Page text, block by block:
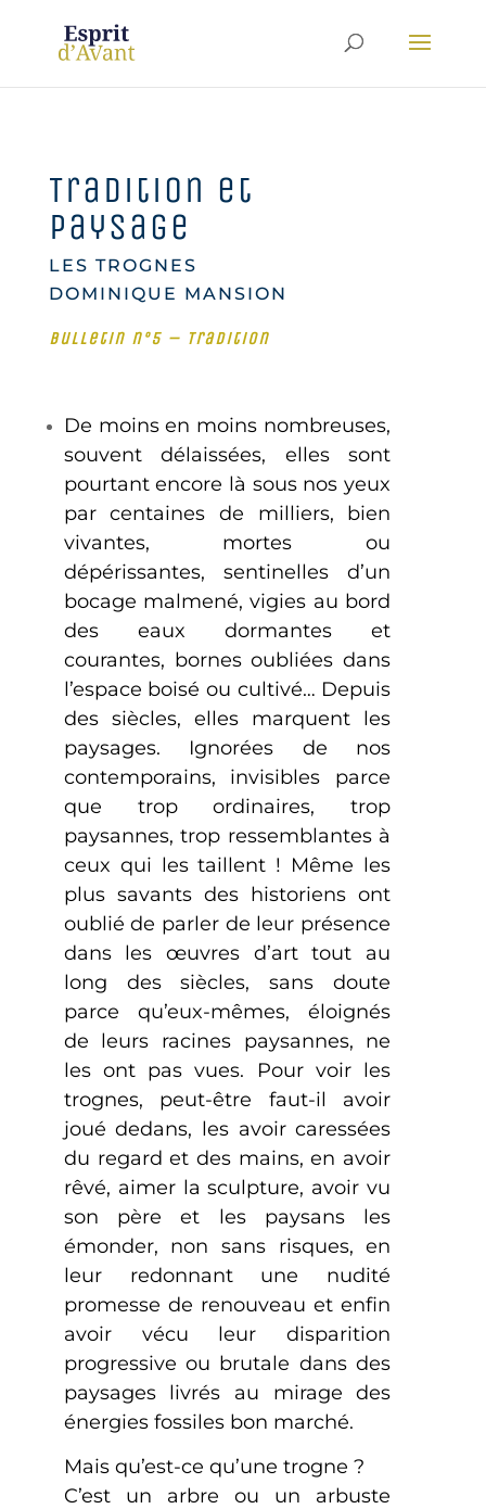
Tradition et
paysage
LES TROGNES
DOMINIQUE MANSION
Bulletin n°5 – Tradition
De moins en moins nombreuses,
souvent délaissées, elles sont
pourtant encore là sous nos yeux
par centaines de milliers, bien
vivantes, mortes ou
dépérissantes, sentinelles d’un
bocage malmené, vigies au bord
des eaux dormantes et
courantes, bornes oubliées dans
l’espace boisé ou cultivé… Depuis
des siècles, elles marquent les
paysages. Ignorées de nos
contemporains, invisibles parce
que trop ordinaires, trop
paysannes, trop ressemblantes à
ceux qui les taillent ! Même les
plus savants des historiens ont
oublié de parler de leur présence
dans les œuvres d’art tout au
long des siècles, sans doute
parce qu’eux-mêmes, éloignés
de leurs racines paysannes, ne
les ont pas vues. Pour voir les
trognes, peut-être faut-il avoir
joué dedans, les avoir caressées
du regard et des mains, en avoir
rêvé, aimer la sculpture, avoir vu
son père et les paysans les
émonder, non sans risques, en
leur redonnant une nudité
promesse de renouveau et enfin
avoir vécu leur disparition
progressive ou brutale dans des
paysages livrés au mirage des
énergies fossiles bon marché.
Mais qu’est-ce qu’une trogne ?
C’est un arbre ou un arbuste